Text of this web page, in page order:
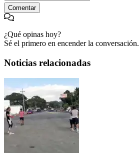
Comentar
¿Qué opinas hoy?
Sé el primero en encender la conversación.
Noticias relacionadas